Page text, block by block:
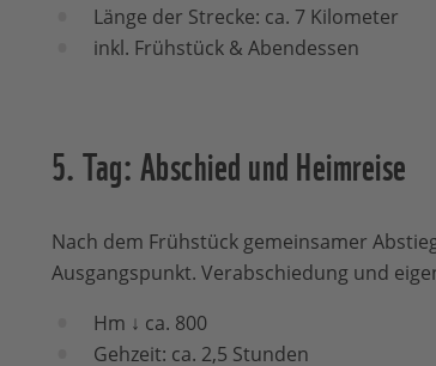
Länge der Strecke: ca. 7 Kilometer
inkl. Frühstück & Abendessen
5. Tag: Abschied und Heimreise
Nach dem Frühstück gemeinsamer
Ausgangspunkt. Verabschiedung und
Hm ↓ ca. 800
Gehzeit: ca. 2,5 Stunden